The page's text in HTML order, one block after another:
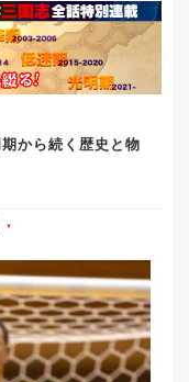
から続く歴史と物
▼